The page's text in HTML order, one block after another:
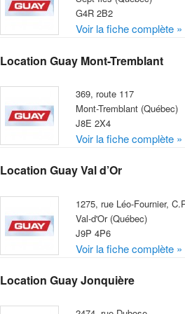
G4R 2B2
Voir la fiche complète »
Location Guay Mont-Tremblant
369, route 117
Mont-Tremblant (Québec)
J8E 2X4
Voir la fiche complète »
Location Guay Val d’Or
1275, rue Léo-Fournier,
Val-d'Or (Québec)
J9P 4P6
Voir la fiche complète »
Location Guay Jonquière